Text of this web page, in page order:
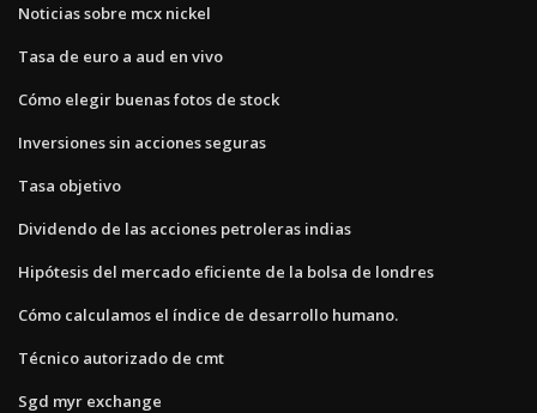
Noticias sobre mcx nickel
Tasa de euro a aud en vivo
Cómo elegir buenas fotos de stock
Inversiones sin acciones seguras
Tasa objetivo
Dividendo de las acciones petroleras indias
Hipótesis del mercado eficiente de la bolsa de londres
Cómo calculamos el índice de desarrollo humano.
Técnico autorizado de cmt
Sgd myr exchange